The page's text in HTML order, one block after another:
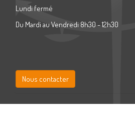
Lundi fermé
Du Mardi au Vendredi 8h30 - 12h30
Nous contacter